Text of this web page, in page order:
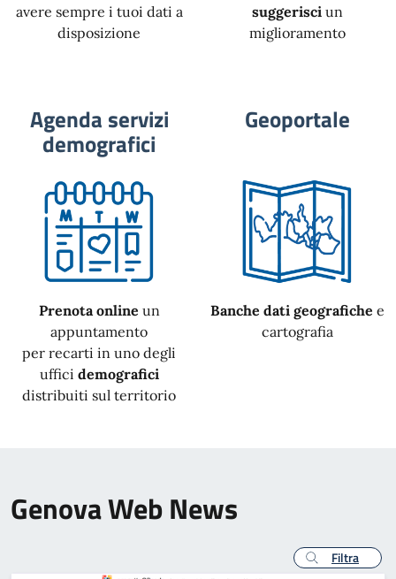
avere sempre i tuoi dati a
disposizione
suggerisciun
miglioramento
Agenda servizi
demografici
Prenota online un
appuntamento
per recarti in uno degli
uffici demografici
distribuiti sul territorio
Geoportale
Banche dati geografiche e
cartografia
Genova Web News
Filtra